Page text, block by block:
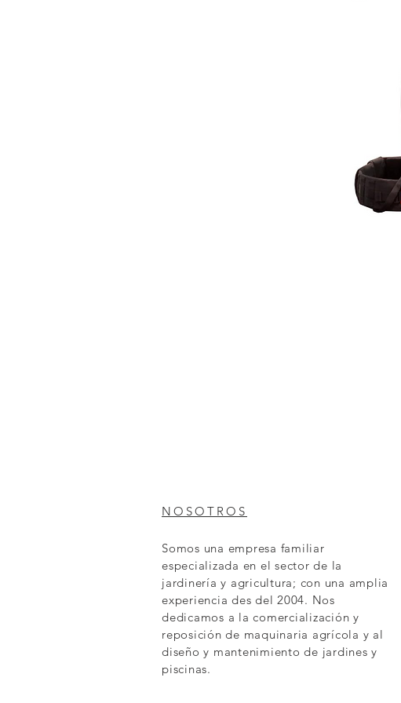
NOSOTROS
Somos una empresa familiar
especializada en el sector de la
jardinería y agricultura; con una amplia
experiencia des del 2004. Nos
dedicamos a la comercialización y
reposición de maquinaria agrícola y al
diseño y mantenimiento de jardines y
piscinas.